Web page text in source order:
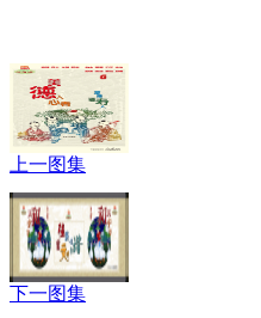
上一图集
下一图集